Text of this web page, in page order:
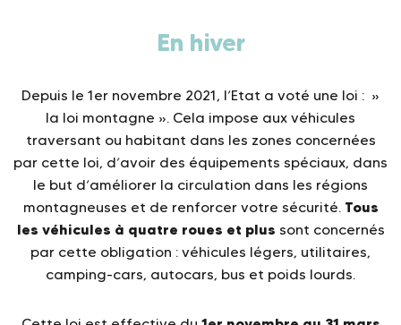
En hiver
Depuis le 1er novembre 2021, l’Etat a voté une loi : »
la loi montagne ». Cela impose aux véhicules
traversant ou habitant dans les zones concernées
par cette loi, d’avoir des équipements spéciaux, dans
le but d’améliorer la circulation dans les régions
montagneuses et de renforcer votre sécurité. Tous
les véhicules à quatre roues et plus sont concernés
par cette obligation : véhicules légers, utilitaires,
camping-cars, autocars, bus et poids lourds.